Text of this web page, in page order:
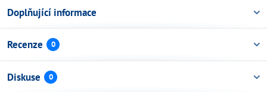
Doplňující informace
Recenze 0
Diskuse 0